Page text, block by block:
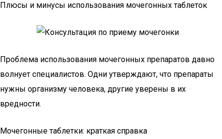
Плюсы и минусы использования мочегонных таблеток
Проблема использования мочегонных препаратов давно
волнует специалистов. Одни утверждают, что препараты
нужны организму человека, другие уверены в их
вредности.
Мочегонные таблетки: краткая справка